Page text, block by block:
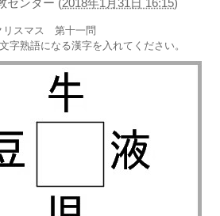
センター (2018年1月31日 16:15)
リスマス 第十一問
字熟語になる漢字を入れてください。